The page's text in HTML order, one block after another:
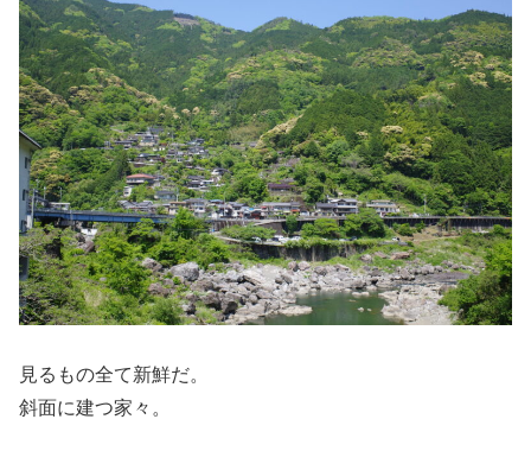
見るもの全て新鮮だ。
斜面に建つ家々。